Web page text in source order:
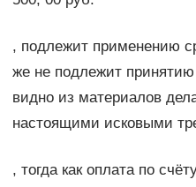
, подлежит применению
же не подлежит принятию
видно из материалов
настоящими исковыми
, тогда как оплата по